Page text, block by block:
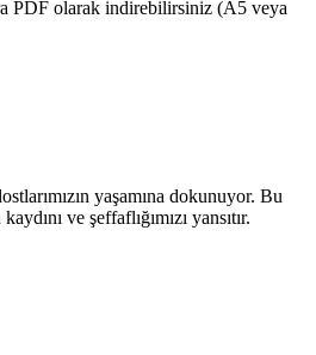
PDF olarak indirebilirsiniz (A5 veya
yaşamına dokunuyor. Bu
ve şeffaflığımızı yansıtır.